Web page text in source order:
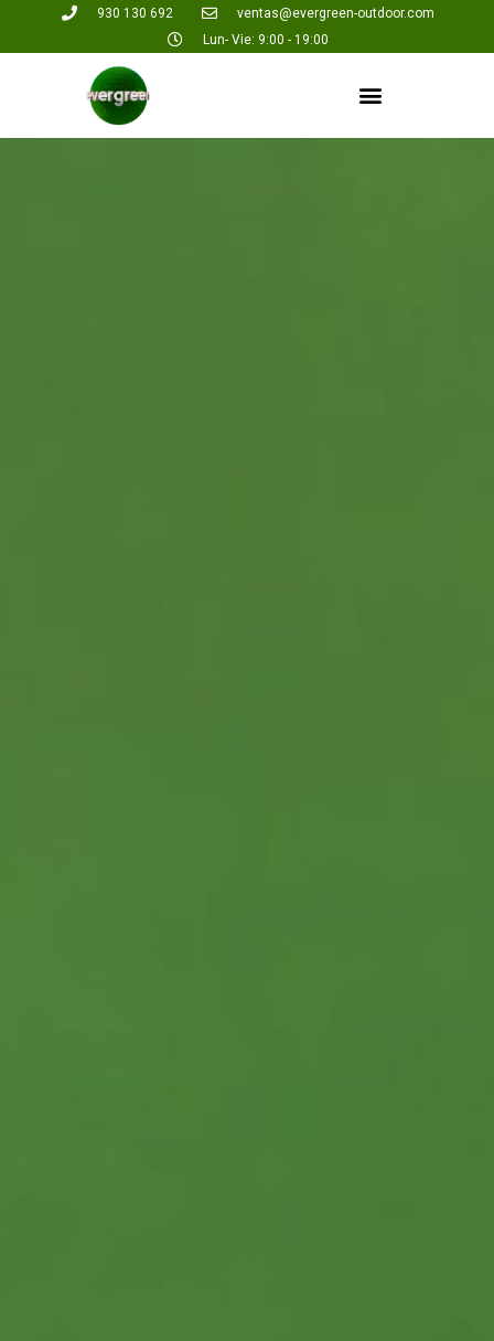
930 130 692
ventas@evergreen-outdoor.com
Lun- Vie: 9:00 - 19:00